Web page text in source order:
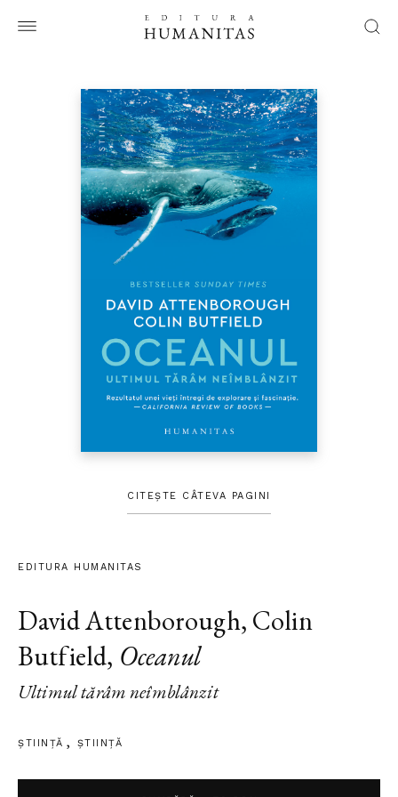
CITEȘTE CÂTEVA PAGINI
EDITURA HUMANITAS
David Attenborough, Colin
Butfield, Oceanul
Ultimul tărâm neîmblânzit
ȘTIINŢĂ ŞTIINŢĂ